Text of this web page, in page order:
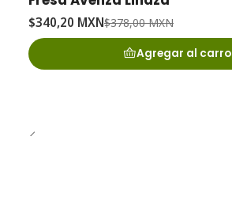
$340,20 MXN$378,00 MXN
Agregar al carro